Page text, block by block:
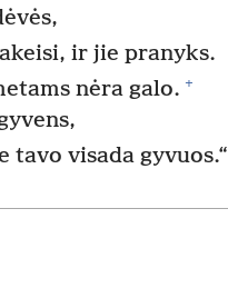
ir jie pranyks.
nėra galo. +
visada gyvuos.“